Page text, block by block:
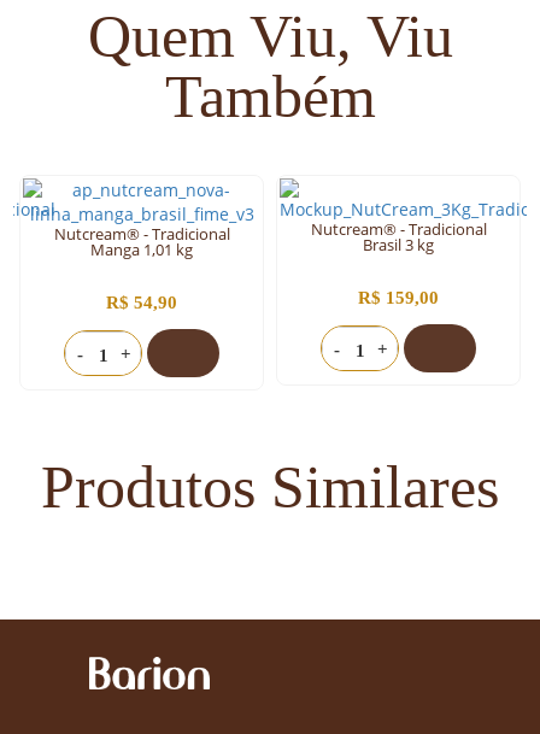
Quem Viu, Viu
Também
Nutcream® - Tradicional
Manga 1,01 kg
R$ 54,90
- +
Nutcream® - Tradicional
Brasil 3 kg
R$ 159,00
- +
Produtos Similares